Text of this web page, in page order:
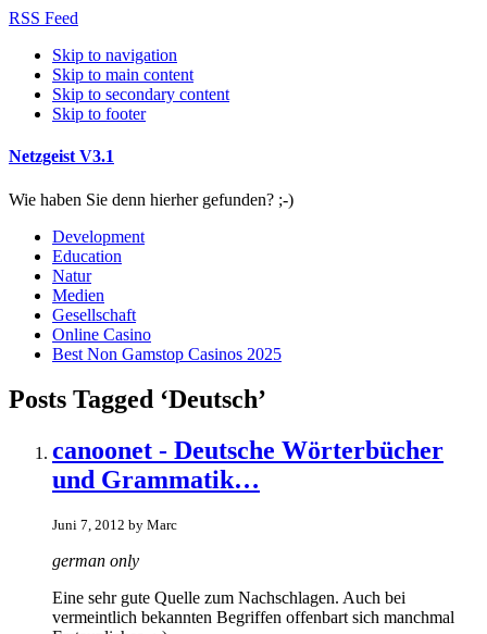
RSS Feed
Skip to navigation
Skip to main content
Skip to secondary content
Skip to footer
Netzgeist V3.1
Wie haben Sie denn hierher gefunden? ;-)
Development
Education
Natur
Medien
Gesellschaft
Online Casino
Best Non Gamstop Casinos 2025
Posts Tagged ‘Deutsch’
canoonet - Deutsche Wörterbücher
und Grammatik…
Juni 7, 2012 by Marc
german only
Eine sehr gute Quelle zum Nachschlagen. Auch bei
vermeintlich bekannten Begriffen offenbart sich manchmal